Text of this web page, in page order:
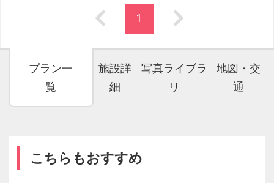
1
プラン一
覧
施設詳
細
写真ライブラ
リ
地図・交
通
こちらもおすすめ